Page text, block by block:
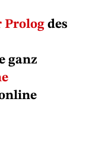
Prolog des
ganz